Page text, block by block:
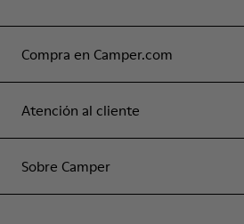
Compra en Camper.com
Atención al cliente
Sobre Camper